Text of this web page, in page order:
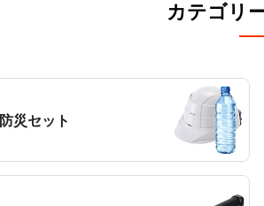
カテゴリ
防災セット